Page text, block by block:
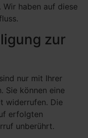
haben auf diese
zur
nur mit Ihrer
Sie können eine
widerrufen. Die
erfolgten
unberührt.